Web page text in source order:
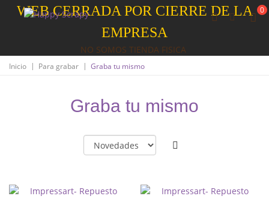
WEB CERRADA POR CIERRE DE LA
EMPRESA
NO SOMOS TIENDA FISICA
0
Inicio | Para grabar | Graba tu mismo
Graba tu mismo